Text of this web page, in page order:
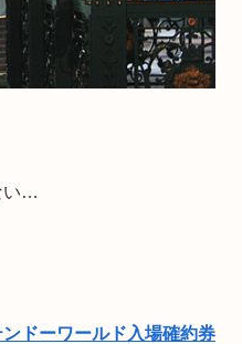
い…
ドーワールド入場確約券